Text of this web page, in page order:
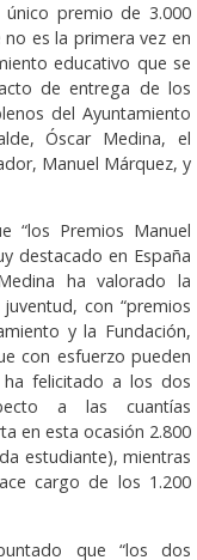
premio de 3.000
es la primera vez en
educativo que se
de entrega de los
del Ayuntamiento
Óscar Medina, el
Manuel Márquez, y
“los Premios Manuel
destacado en España
ha valorado la
con “premios
y la Fundación,
con esfuerzo pueden
felicitado a los dos
a las cuantías
en esta ocasión 2.800
estudiante), mientras
cargo de los 1.200
que “los dos